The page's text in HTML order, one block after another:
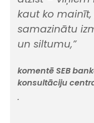
kaut ko mainīt,
samazinātu
un siltumu,”
komentē SEB
konsultāciju
.